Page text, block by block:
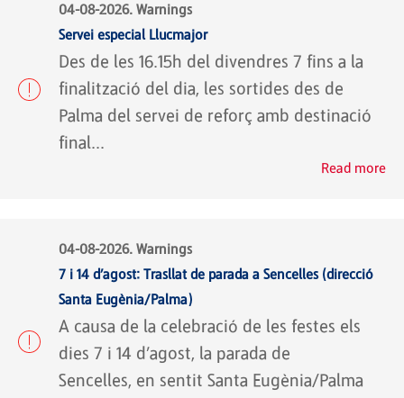
04-08-2026. Warnings
Servei especial Llucmajor
Des de les 16.15h del divendres 7 fins a la
finalització del dia, les sortides des de
Palma del servei de reforç amb destinació
final...
Read more
04-08-2026. Warnings
7 i 14 d’agost: Trasllat de parada a Sencelles (direcció
Santa Eugènia/Palma)
A causa de la celebració de les festes els
dies 7 i 14 d’agost, la parada de
Sencelles, en sentit Santa Eugènia/Palma